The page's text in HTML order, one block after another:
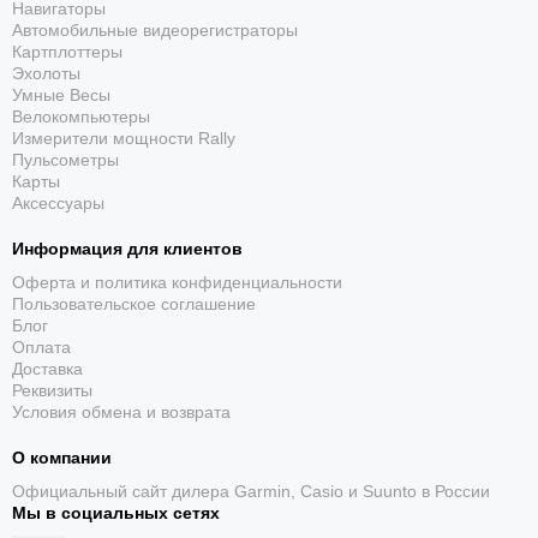
Навигаторы
Автомобильные видеорегистраторы
Картплоттеры
Эхолоты
Умные Весы
Велокомпьютеры
Измерители мощности Rally
Пульсометры
Карты
Аксессуары
Информация для клиентов
Оферта и политика конфиденциальности
Пользовательское соглашение
Блог
Оплата
Доставка
Реквизиты
Условия обмена и возврата
О компании
Официальный сайт дилера Garmin, Casio и Suunto в России
Мы в социальных сетях